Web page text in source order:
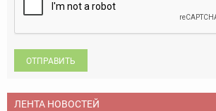
ОТПРАВИТЬ
ЛЕНТА НОВОСТЕЙ